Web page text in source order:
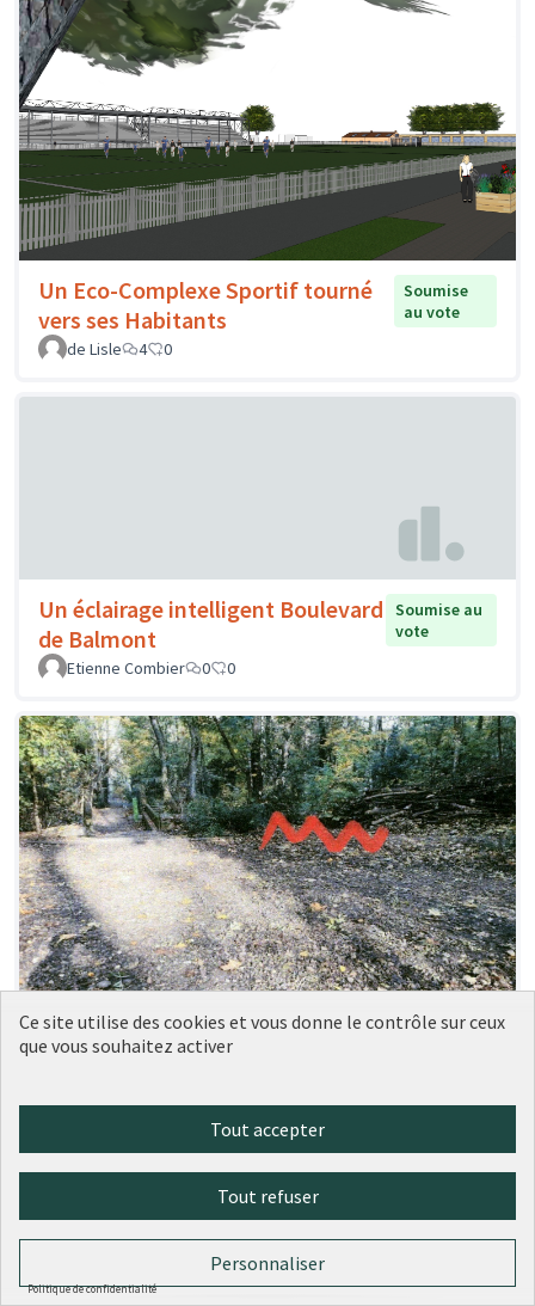
Un Eco-Complexe Sportif tourné
vers ses Habitants
Soumise
au vote
de Lisle
4 0
Un éclairage intelligent Boulevard
de Balmont
Soumise au
vote
Etienne Combier
0 0
Un banc Parc de la Garde
(5ème)
Soumise au
Ce site utilise des cookies et vous donne le contrôle sur ceux
que vous souhaitez activer
Tout accepter
Tout refuser
Personnaliser
Politique de confidentialité